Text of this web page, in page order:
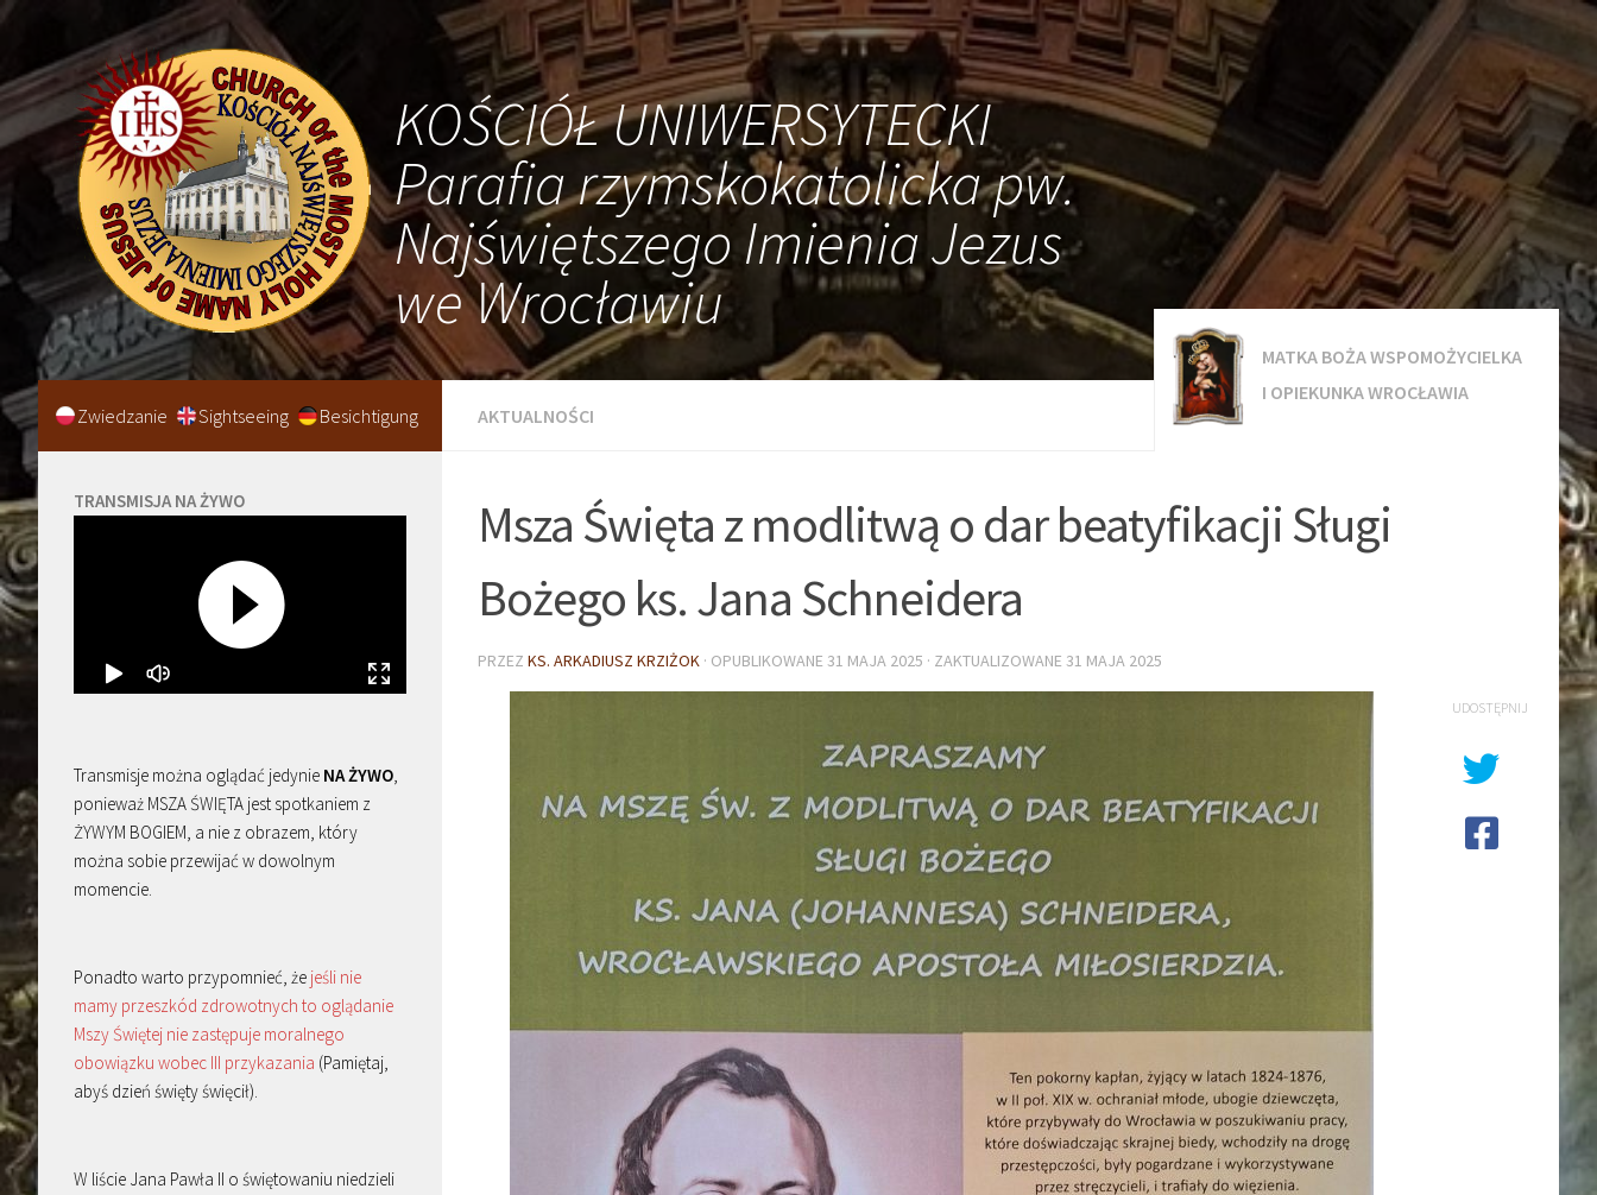
KOŚCIÓŁ UNIWERSYTECKI
Parafia rzymskokatolicka pw.
Najświętszego Imienia Jezus
we Wrocławiu
AKTUALNOŚCI
MATKA BOŻA WSPOMOŻYCIELKA
I OPIEKUNKA WROCŁAWIA
Msza Święta z modlitwą o dar beatyfikacji Sługi
Bożego ks. Jana Schneidera
PRZEZ KS. ARKADIUSZ KRZIŻOK · OPUBLIKOWANE 31 MAJA 2025 · ZAKTUALIZOWANE 31 MAJA 2025
UDOSTĘPNIJ
Zwiedzanie Sightseeing Besichtigung
TRANSMISJA NA ŻYWO
Transmisje można oglądać jedynie NA ŻYWO,
ponieważ MSZA ŚWIĘTA jest spotkaniem z
ŻYWYM BOGIEM, a nie z obrazem, który
można sobie przewijać w dowolnym
momencie.
Ponadto warto przypomnieć, że jeśli nie
mamy przeszkód zdrowotnych to oglądanie
Mszy Świętej nie zastępuje moralnego
obowiązku wobec III przykazania (Pamiętaj,
abyś dzień święty święcił).
W liście Jana Pawła II o świętowaniu niedzieli